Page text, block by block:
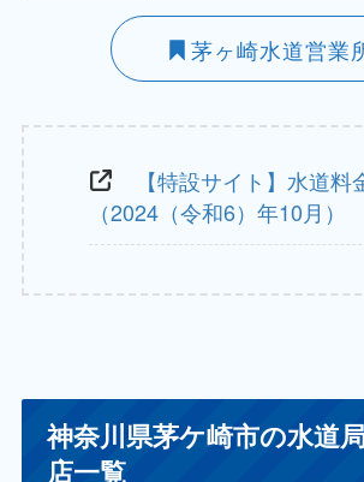
茅ヶ崎水道営業
【特設サイト】水道料
（2024（令和6）年10月）
神奈川県茅ケ崎市の水道
店一覧